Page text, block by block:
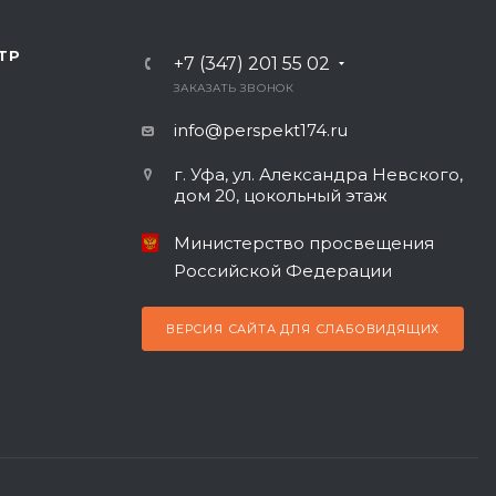
+7 (347) 201 55 02
ЗАКАЗАТЬ ЗВОНОК
info@perspekt174.ru
г. Уфа, ул. Александра Невского,
дом 20, цокольный этаж
Министерство просвещения
Российской Федерации
ВЕРСИЯ САЙТА ДЛЯ СЛАБОВИДЯЩИХ